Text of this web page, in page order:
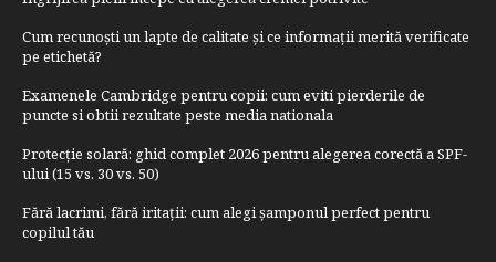
Cum recunoști un lapte de calitate și ce informații merită verificate
pe etichetă?
Examenele Cambridge pentru copii: cum eviti pierderile de
puncte si obtii rezultate peste media nationala
Protecție solară: ghid complet 2026 pentru alegerea corectă a SPF-
ului (15 vs. 30 vs. 50)
Fără lacrimi, fără iritații: cum alegi șamponul perfect pentru
copilul tău